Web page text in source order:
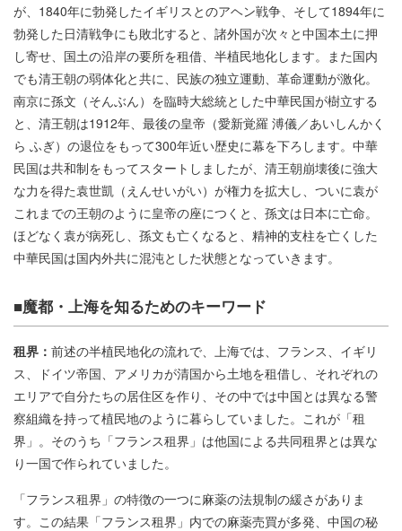
が、1840年に勃発したイギリスとのアヘン戦争、そして1894年に
勃発した日清戦争にも敗北すると、諸外国が次々と中国本土に押
し寄せ、国土の沿岸の要所を租借、半植民地化します。また国内
でも清王朝の弱体化と共に、民族の独立運動、革命運動が激化。
南京に孫文（そんぶん）を臨時大総統とした中華民国が樹立する
と、清王朝は1912年、最後の皇帝（愛新覚羅 溥儀／あいしんかく
ら ふぎ）の退位をもって300年近い歴史に幕を下ろします。中華
民国は共和制をもってスタートしましたが、清王朝崩壊後に強大
な力を得た袁世凱（えんせいがい）が権力を拡大し、ついに袁が
これまでの王朝のように皇帝の座につくと、孫文は日本に亡命。
ほどなく袁が病死し、孫文も亡くなると、精神的支柱を亡くした
中華民国は国内外共に混沌とした状態となっていきます。
■魔都・上海を知るためのキーワード
租界： 前述の半植民地化の流れで、上海では、フランス、イギリ
ス、ドイツ帝国、アメリカが清国から土地を租借し、それぞれの
エリアで自分たちの居住区を作り、その中では中国とは異なる警
察組織を持って植民地のように暮らしていました。これが「租
界」。そのうち「フランス租界」は他国による共同租界とは異な
り一国で作られていました。
「フランス租界」の特徴の一つに麻薬の法規制の緩さがありま
す。この結果「フランス租界」内での麻薬売買が多発、中国の秘